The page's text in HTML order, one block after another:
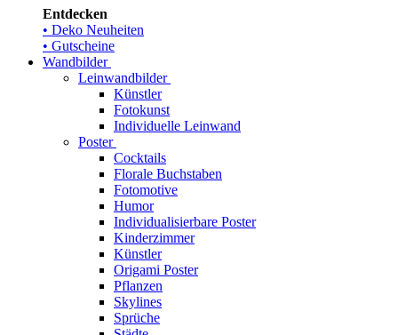
Entdecken
• Deko Neuheiten
• Gutscheine
Wandbilder
Leinwandbilder
Künstler
Fotokunst
Individuelle Leinwand
Poster
Cocktails
Florale Buchstaben
Fotomotive
Humor
Individualisierbare Poster
Kinderzimmer
Künstler
Origami Poster
Pflanzen
Skylines
Sprüche